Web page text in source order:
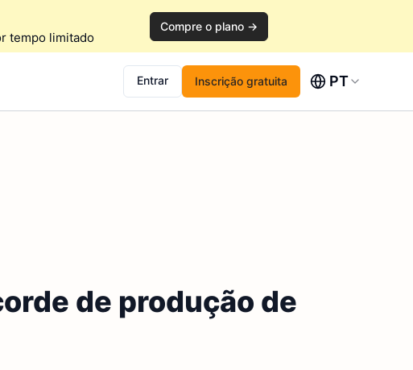
tempo limitado
Compre o plano →
Entrar Inscrição gratuita PT
de produção de